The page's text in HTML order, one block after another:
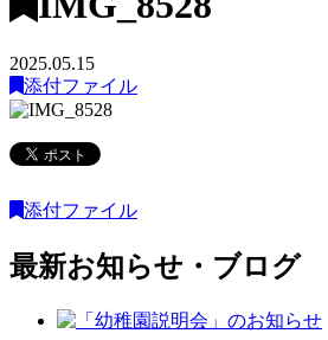
2025.05.15
添付ファイル
添付ファイル
最新お知らせ・ブログ